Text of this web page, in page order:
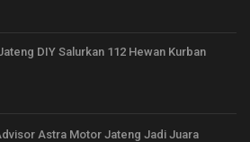
DIY Salurkan 112 Hewan Kurban
Astra Motor Jateng Jadi Juara